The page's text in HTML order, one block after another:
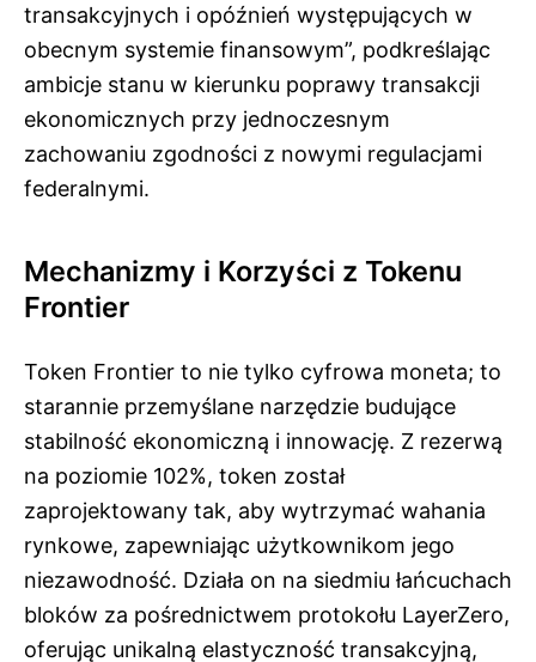
transakcyjnych i opóźnień występujących w
obecnym systemie finansowym”, podkreślając
ambicje stanu w kierunku poprawy transakcji
ekonomicznych przy jednoczesnym
zachowaniu zgodności z nowymi regulacjami
federalnymi.
Mechanizmy i Korzyści z Tokenu
Frontier
Token Frontier to nie tylko cyfrowa moneta; to
starannie przemyślane narzędzie budujące
stabilność ekonomiczną i innowację. Z rezerwą
na poziomie 102%, token został
zaprojektowany tak, aby wytrzymać wahania
rynkowe, zapewniając użytkownikom jego
niezawodność. Działa on na siedmiu łańcuchach
bloków za pośrednictwem protokołu LayerZero,
oferując unikalną elastyczność transakcyjną,